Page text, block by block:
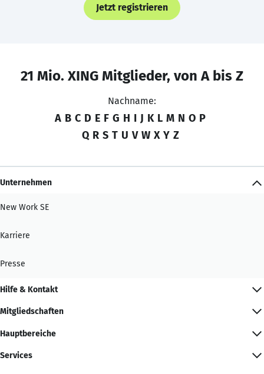
Jetzt registrieren
21 Mio. XING Mitglieder, von A bis Z
Nachname:
A B C D E F G H I J K L M N O P
Q R S T U V W X Y Z
Unternehmen
New Work SE
Karriere
Presse
Hilfe & Kontakt
Mitgliedschaften
Hauptbereiche
Services